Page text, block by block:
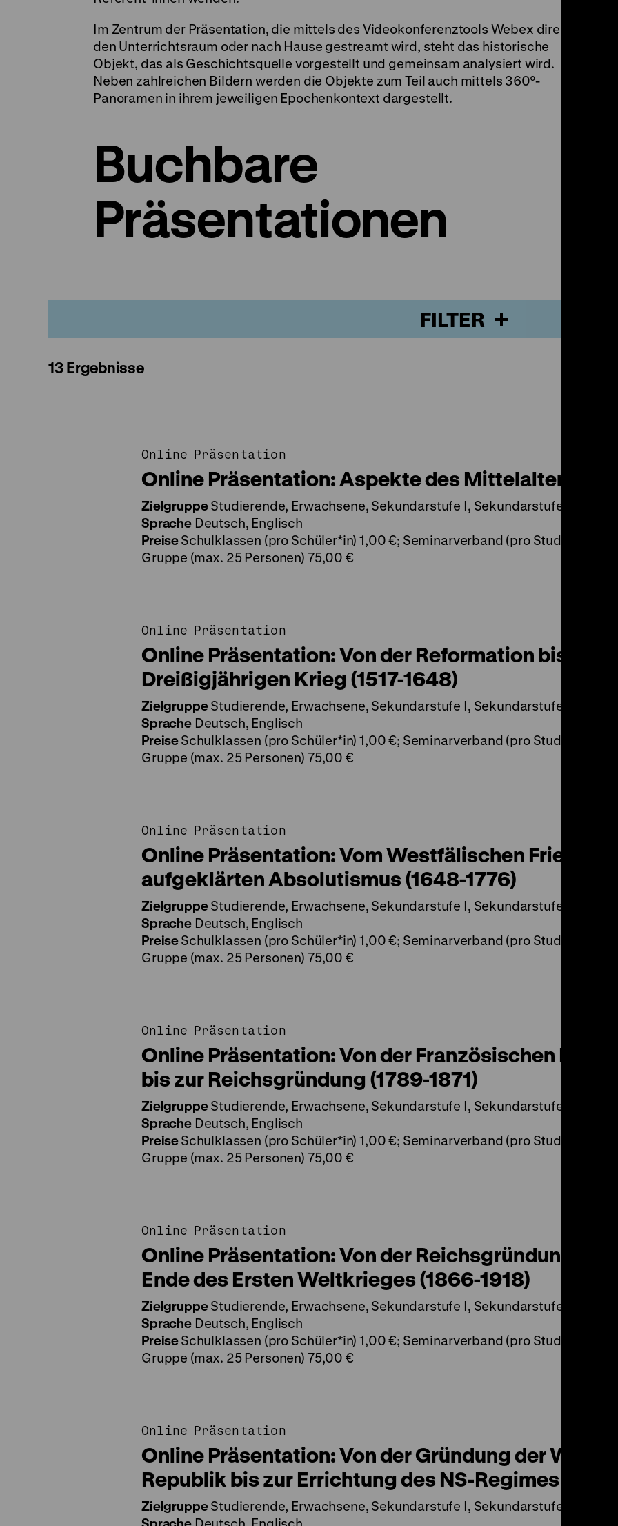
Im Zentrum der Präsentation, die mittels des Videokonferenztools Webex direkt in
den Unterrichtsraum oder nach Hause gestreamt wird, steht das historische
Objekt, das als Geschichtsquelle vorgestellt und gemeinsam analysiert wird.
Neben zahlreichen Bildern werden die Objekte zum Teil auch mittels 360°-
Panoramen in ihrem jeweiligen Epochenkontext dargestellt.
Buchbare
Präsentationen
FILTER
13 Ergebnisse
Online Präsentation
Online Präsentation: Aspekte des Mittelalters
Zielgruppe Studierende, Erwachsene, Sekundarstufe I, Sekundarstufe II
Sprache Deutsch, Englisch
PreiseSchulklassen (pro Schüler*in) 1,00 €; Seminarverband (pro Student*in)
Gruppe (max. 25 Personen) 75,00 €
Online Präsentation
Online Präsentation: Von der Reformation bis zum
Dreißigjährigen Krieg (1517-1648)
Zielgruppe Studierende, Erwachsene, Sekundarstufe I, Sekundarstufe II
Sprache Deutsch, Englisch
PreiseSchulklassen (pro Schüler*in) 1,00 €; Seminarverband (pro Student*in)
Gruppe (max. 25 Personen) 75,00 €
Online Präsentation
Online Präsentation: Vom Westfälischen Frieden
aufgeklärten Absolutismus (1648-1776)
Zielgruppe Studierende, Erwachsene, Sekundarstufe I, Sekundarstufe II
Sprache Deutsch, Englisch
PreiseSchulklassen (pro Schüler*in) 1,00 €; Seminarverband (pro Student*in)
Gruppe (max. 25 Personen) 75,00 €
Online Präsentation
Online Präsentation: Von der Französischen
bis zur Reichsgründung (1789-1871)
Zielgruppe Studierende, Erwachsene, Sekundarstufe I, Sekundarstufe II
Sprache Deutsch, Englisch
PreiseSchulklassen (pro Schüler*in) 1,00 €; Seminarverband (pro Student*in)
Gruppe (max. 25 Personen) 75,00 €
Online Präsentation
Online Präsentation: Von der Reichsgründung bis
Ende des Ersten Weltkrieges (1866-1918)
Zielgruppe Studierende, Erwachsene, Sekundarstufe I, Sekundarstufe II
Sprache Deutsch, Englisch
PreiseSchulklassen (pro Schüler*in) 1,00 €; Seminarverband (pro Student*in)
Gruppe (max. 25 Personen) 75,00 €
Online Präsentation
Online Präsentation: Von der Gründung der
Republik bis zur Errichtung des NS-Regimes (1918-
Zielgruppe Studierende, Erwachsene, Sekundarstufe I, Sekundarstufe II